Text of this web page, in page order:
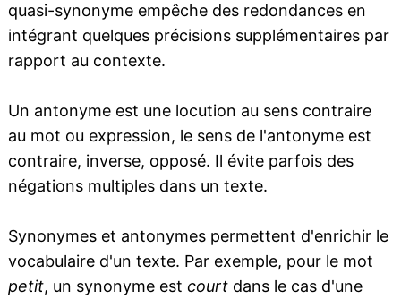
quasi-synonyme empêche des redondances en
intégrant quelques précisions supplémentaires par
rapport au contexte.
Un antonyme est une locution au sens contraire
au mot ou expression, le sens de l'antonyme est
contraire, inverse, opposé. Il évite parfois des
négations multiples dans un texte.
Synonymes et antonymes permettent d'enrichir le
vocabulaire d'un texte. Par exemple, pour le mot
petit, un synonyme est courtdans le cas d'une